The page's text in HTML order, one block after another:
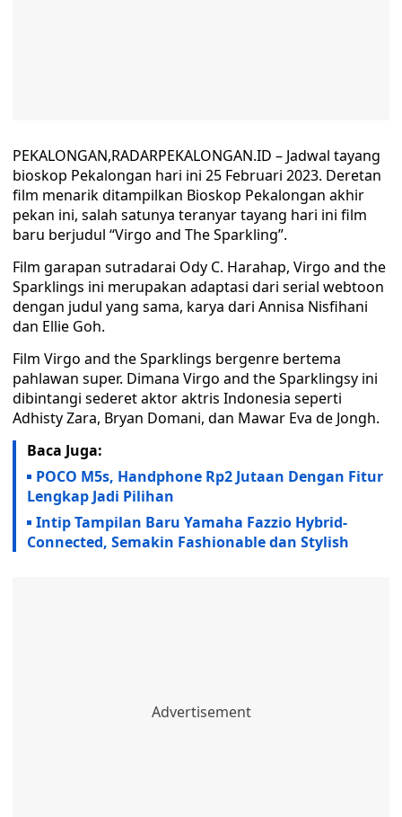
PEKALONGAN,RADARPEKALONGAN.ID – Jadwal tayang
bioskop Pekalongan hari ini 25 Februari 2023. Deretan
film menarik ditampilkan Bioskop Pekalongan akhir
pekan ini, salah satunya teranyar tayang hari ini film
baru berjudul “Virgo and The Sparkling”.
Film garapan sutradarai Ody C. Harahap, Virgo and the
Sparklings ini merupakan adaptasi dari serial webtoon
dengan judul yang sama, karya dari Annisa Nisfihani
dan Ellie Goh.
Film Virgo and the Sparklings bergenre bertema
pahlawan super. Dimana Virgo and the Sparklingsy ini
dibintangi sederet aktor aktris Indonesia seperti
Adhisty Zara, Bryan Domani, dan Mawar Eva de Jongh.
Baca Juga:
POCO M5s, Handphone Rp2 Jutaan Dengan Fitur
Lengkap Jadi Pilihan
Intip Tampilan Baru Yamaha Fazzio Hybrid-
Connected, Semakin Fashionable dan Stylish